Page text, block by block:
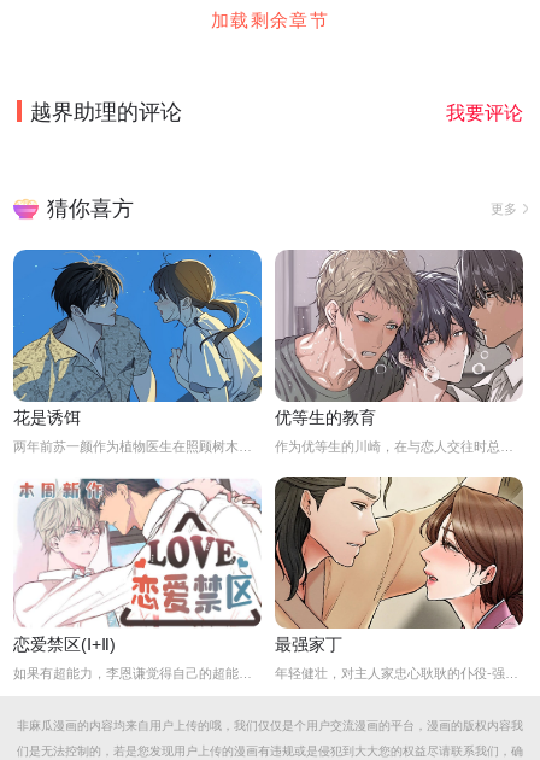
加载剩余章节
越界助理的评论 我要评论
猜你喜方 更多
花是诱饵 优等生的教育
恋爱禁区(Ⅰ+Ⅱ)
如果有超能力，李恩谦觉得自己的超能力一定是垃圾回收站。为什么从小到他，他交往的人全是渣男呢？？他除了颜控，对于对象真的不挑的啊！！直到他严厉的上司，他的外貌理想型，对他表现出似有若无的好感……他一定喜欢自己吧？这次有希望摆脱渣男了！少年人，太天真啦，非酋是一辈子的事哟。
最强家丁
年轻健壮，对主人家忠心耿耿的仆役-强石，某夜意外目睹大监夫人自我安慰的画面。明知眼前是个火坑，他仍然义无返顾地跳了下去！「夫人，小的乐意填补你空虚寂寞的心灵…」
非麻瓜漫画的内容均来自用户上传的哦，我们仅仅是个用户交流漫画的平台，漫画的版权内容我
们是无法控制的，若是您发现用户上传的漫画有违规或是侵犯到大大您的权益尽请联系我们，确